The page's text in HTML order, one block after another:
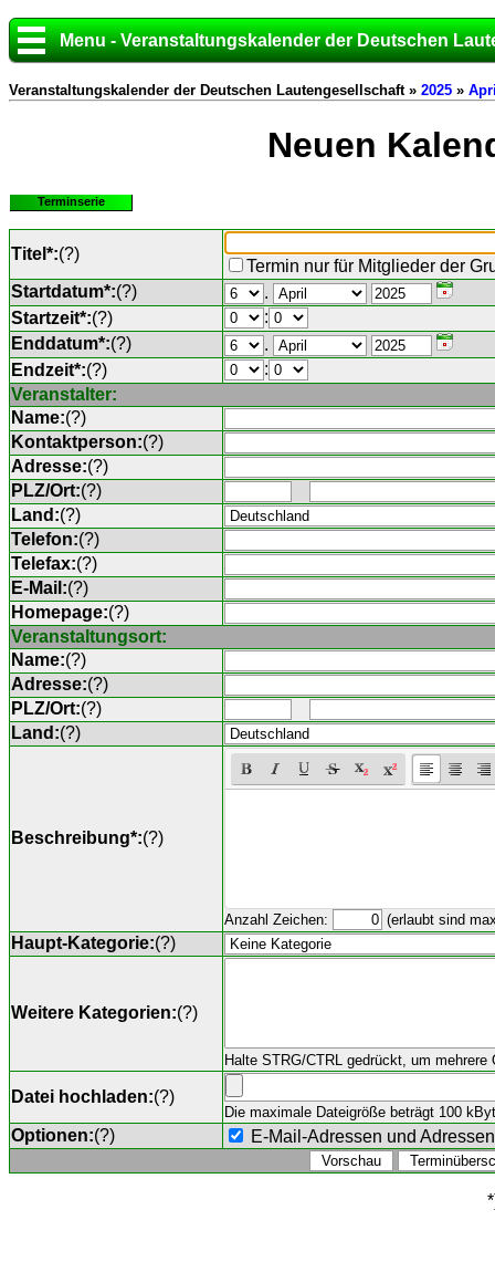
Menu - Veranstaltungskalender der Deutschen
Veranstaltungskalender der Deutschen Lautengesellschaft » 2025 »
Neuen
Terminserie
Titel*:(?)
Termin nur für Mitglieder der
Startdatum*:(?)
.
Startzeit*:(?)
:
Enddatum*:(?)
.
Endzeit*:(?)
:
Veranstalter:
Name:(?)
Kontaktperson:(?)
Adresse:(?)
PLZ/Ort:(?)
Land:(?)
Telefon:(?)
Telefax:(?)
E-Mail:(?)
Homepage:(?)
Veranstaltungsort:
Name:(?)
Adresse:(?)
PLZ/Ort:(?)
Land:(?)
Beschreibung*:(?)
Anzahl Zeichen: (erlaubt sind
Haupt-Kategorie:(?)
Weitere Kategorien:(?)
Halte STRG/CTRL gedrückt, um mehrere
Datei hochladen:(?)
Die maximale Dateigröße beträgt 100
Optionen:(?) E-Mail-Adressen und